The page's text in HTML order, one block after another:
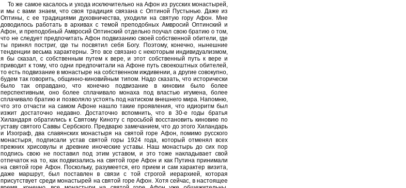
То же самое касалось и ухода исключительно на Афон из русских монастырей,
и мы с вами знаем, что своя традиция связана с Оптиной Пустынью. Даже из
Оптины, с ее традициями духовничества, уходили на святую гору Афон. Мне
доводилось работать в архивах с темой преподобных Амвросий Оптинский и
Афон, и преподобный Амвросий Оптинский отдельно поучал свою братию о том,
что не следует предпочитать Афон подвизанию своей собственной обители, где
ты принял постриг, где ты посвятил себя Богу. Поэтому, конечно, нынешние
тенденции весьма характерны. Это все связано с некоторым индивидуализмом,
я бы сказал, с собственным путем к вере, и этот собственный путь к вере и
приводит к тому, что одни предпочитали на Афоне путь своекоштных обителей,
то есть подвизание в монастыре на собственном иждивении, а другие совокупно,
будем так говорить, общинно-киновийным типом. Надо сказать, что исторически
было так оправдано, что конечно подвизание в киновии было более
перспективным, оно более сплачивало монаха под властью игумена, более
сплачивало братию и позволяло устоять под натиском внешнего мира. Напомню,
что это отчасти на самом Афоне нашло такие проявления, что идиоритм был
изжит достаточно недавно. Достаточно вспомнить, что в 30-е годы братья
Хиландаря обратились к Святому Киноту с просьбой восстановить киновию по
уставу святого Саввы Сербского. Предварю замечанием, что до этого Хиландарь
и Изограф, два славянских монастыря на святой горе Афон, помимо русского
монастыря, подписали устав святой горы 1924 года, который отменял всех
прежних хрисовулы и древние иноческие уставы. Наш монастырь до сих пор
подпись свою не поставил под этим уставом, и это тоже накладывает свой
отпечаток на то, как подвизались на святой горе Афон и как Путина принимали
на святой горе Афон. Поскольку, разумеется, его прием и сам характер визита,
даже маршрут, был поставлен в связи с той строгой иерархией, которая
присутствует среди монастырей на святой горе Афон. Хотя сейчас, в настоящее